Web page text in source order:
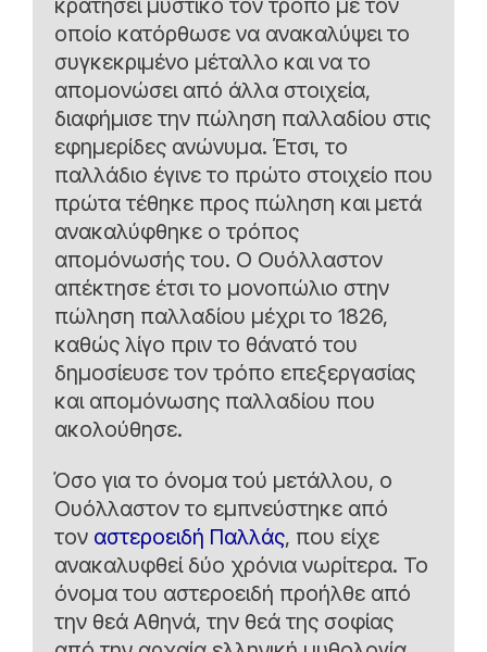
κρατήσει μυστικό τον τρόπο με τον
οποίο κατόρθωσε να ανακαλύψει το
συγκεκριμένο μέταλλο και να το
απομονώσει από άλλα στοιχεία,
διαφήμισε την πώληση παλλαδίου στις
εφημερίδες ανώνυμα. Έτσι, το
παλλάδιο έγινε το πρώτο στοιχείο που
πρώτα τέθηκε προς πώληση και μετά
ανακαλύφθηκε ο τρόπος
απομόνωσής του. Ο Ουόλλαστον
απέκτησε έτσι το μονοπώλιο στην
πώληση παλλαδίου μέχρι το 1826,
καθώς λίγο πριν το θάνατό του
δημοσίευσε τον τρόπο επεξεργασίας
και απομόνωσης παλλαδίου που
ακολούθησε.
Όσο για το όνομα τού μετάλλου, ο
Ουόλλαστον το εμπνεύστηκε από
τον αστεροειδή Παλλάς, που είχε
ανακαλυφθεί δύο χρόνια νωρίτερα. Το
όνομα του αστεροειδή προήλθε από
την θεά Αθηνά, την θεά της σοφίας